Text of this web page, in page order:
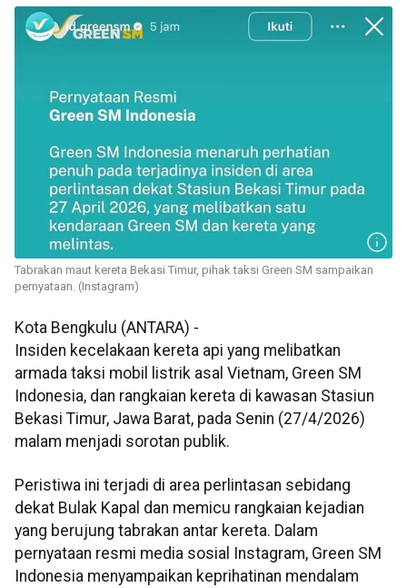
Tabrakan maut kereta Bekasi Timur, pihak taksi Green SM sampaikan
pernyataan. (Instagram)
Kota Bengkulu (ANTARA) -
Insiden kecelakaan kereta api yang melibatkan
armada taksi mobil listrik asal Vietnam, Green SM
Indonesia, dan rangkaian kereta di kawasan Stasiun
Bekasi Timur, Jawa Barat, pada Senin (27/4/2026)
malam menjadi sorotan publik.
Peristiwa ini terjadi di area perlintasan sebidang
dekat Bulak Kapal dan memicu rangkaian kejadian
yang berujung tabrakan antar kereta. Dalam
pernyataan resmi media sosial Instagram, Green SM
Indonesia menyampaikan keprihatinan mendalam